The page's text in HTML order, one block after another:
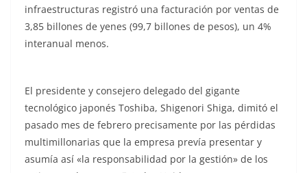
infraestructuras registró una facturación por ventas de
3,85 billones de yenes (99,7 billones de pesos), un 4%
interanual menos.
El presidente y consejero delegado del gigante
tecnológico japonés Toshiba, Shigenori Shiga, dimitó el
pasado mes de febrero precisamente por las pérdidas
multimillonarias que la empresa prevía presentar y
asumía así «la responsabilidad por la gestión» de los